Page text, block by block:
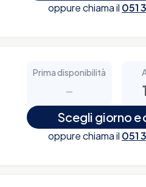
oppure chiama il 051
Prima disponibilità
-
Scegli giorno e
oppure chiama il 051